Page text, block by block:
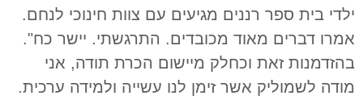
ילדי בית ספר רננים מגיעים עם צוות חינוכי לנחם.
אמרו דברים מאוד מכובדים. התרגשתי. יישר כח".
בהזדמנות זאת וכחלק מיישום הכרת תודה, אני
מודה לשמוליק אשר זימן לנו עשייה ולמידה ערכית.